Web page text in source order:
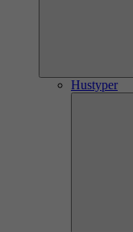
Hustyper